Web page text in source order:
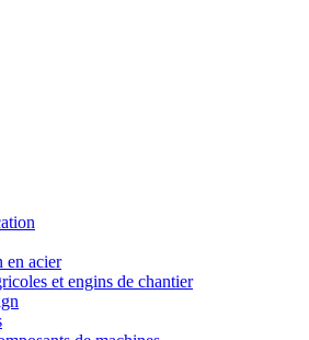
en acier
et engins de chantier